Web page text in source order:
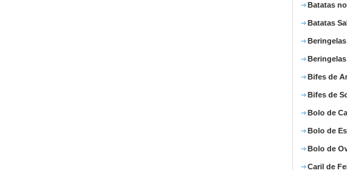
Batatas
Batatas
Bifes de
Bifes de
Bolo de
Bolo de
Bolo de
Caril de